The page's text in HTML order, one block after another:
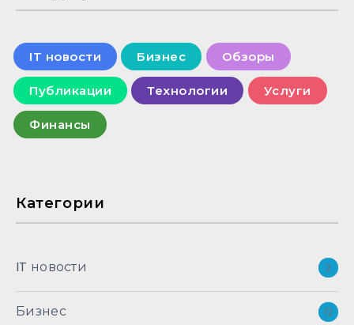
IT новости Бизнес Обзоры
Публикации Технологии Услуги
Финансы
Категории
IT новости 2
Бизнес 12